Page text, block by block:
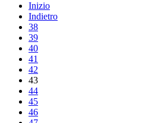
Inizio
Indietro
38
39
40
41
42
43
44
45
46